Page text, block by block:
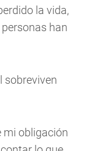
la vida,
han
sobreviven
mi obligación